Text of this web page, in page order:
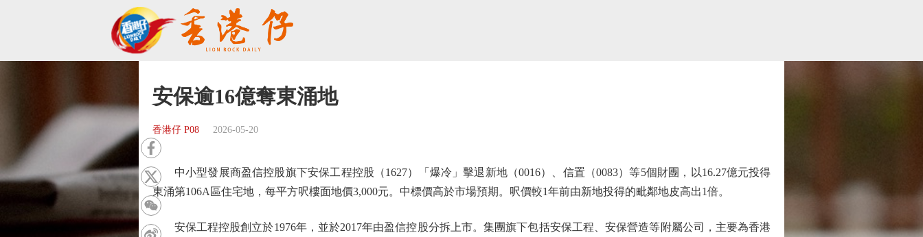
安保逾16億奪東涌地
香港仔 P08 2026-05-20
中小型發展商盈信控股旗下安保工程控股（1627）「爆冷」擊退新地（0016）、信置（0083）等5個財團，以16.27億元投得
東涌第106A區住宅地，每平方呎樓面地價3,000元。中標價高於市場預期。呎價較1年前由新地投得的毗鄰地皮高出1倍。
安保工程控股創立於1976年，並於2017年由盈信控股分拆上市。集團旗下包括安保工程、安保營造等附屬公司，主要為香港